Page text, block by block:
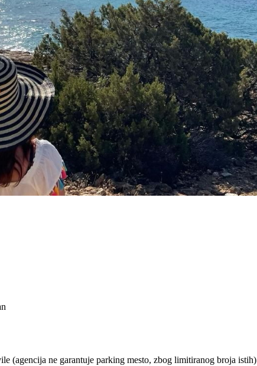
(agencija ne garantuje parking mesto, zbog limitiranog broja istih)